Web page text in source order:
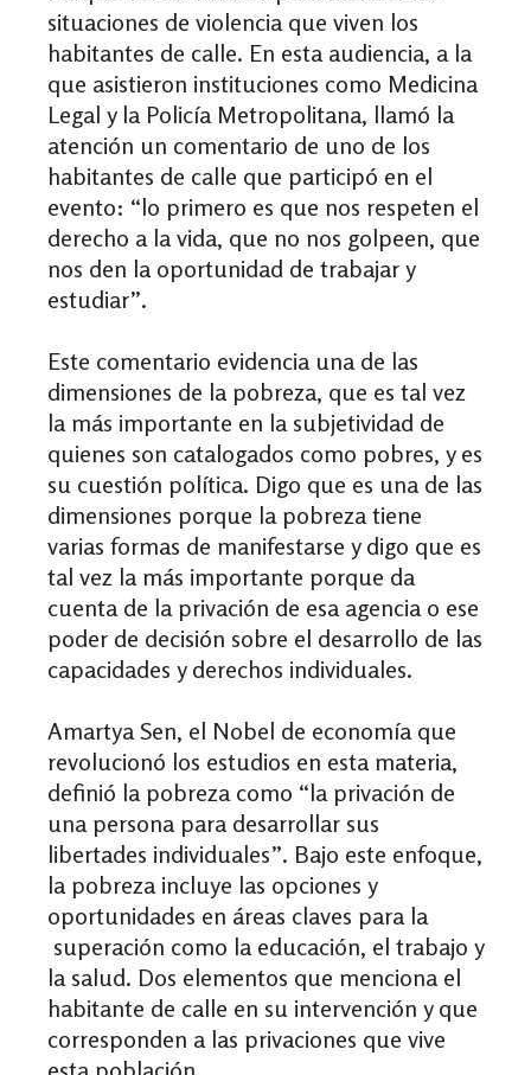
situaciones de violencia que viven los
habitantes de calle. En esta audiencia, a la
que asistieron instituciones como Medicina
Legal y la Policía Metropolitana, llamó la
atención un comentario de uno de los
habitantes de calle que participó en el
evento: “lo primero es que nos respeten el
derecho a la vida, que no nos golpeen, que
nos den la oportunidad de trabajar y
estudiar”.
Este comentario evidencia una de las
dimensiones de la pobreza, que es tal vez
la más importante en la subjetividad de
quienes son catalogados como pobres, y es
su cuestión política. Digo que es una de las
dimensiones porque la pobreza tiene
varias formas de manifestarse y digo que es
tal vez la más importante porque da
cuenta de la privación de esa agencia o ese
poder de decisión sobre el desarrollo de las
capacidades y derechos individuales.
Amartya Sen, el Nobel de economía que
revolucionó los estudios en esta materia,
definió la pobreza como “la privación de
una persona para desarrollar sus
libertades individuales”. Bajo este enfoque,
la pobreza incluye las opciones y
oportunidades en áreas claves para la
superación como la educación, el trabajo y
la salud. Dos elementos que menciona el
habitante de calle en su intervención y que
corresponden a las privaciones que vive